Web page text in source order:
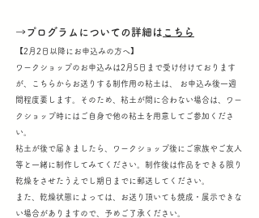
→プログラムについての詳細は こちら
【2月2日以降にお申込みの方へ】
ワークショップのお申込みは2月5日まで受け付けております
が、こちらからお送りする制作用の粘土は、 お申込み後一週
間程度要します。そのため、粘土が間に合わない場合は、ワー
クショップ時にはご自身で他の粘土を用意してご参加くださ
い。
粘土が後で届きましたら、ワークショップ後にご家族やご友人
等と一緒に制作してみてください。制作後は作品をできる限り
乾燥をさせたうえでし期日までに郵送してください。
また、乾燥状態によっては、お送り頂いても焼成・展示できな
い場合がありますので、予めご了承ください。